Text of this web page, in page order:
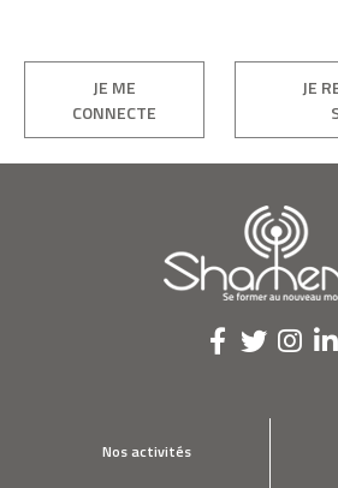
JE ME
CONNECTE
JE
Nos activités